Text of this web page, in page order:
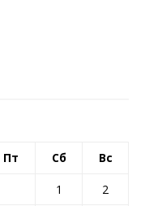
Пт Сб Вс
1
2